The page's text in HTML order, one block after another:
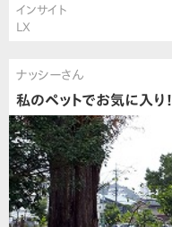
インサイト
LX
ナッシーさん
私のペットでお気に入り！